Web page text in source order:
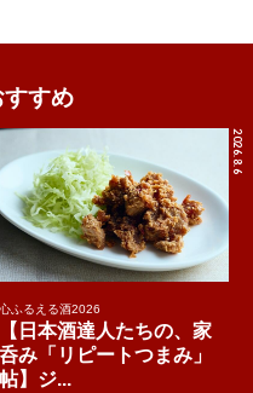
すめ
2026.8.6
心ふるえる酒2026
【日本酒達人たちの、家
呑み「リピートつまみ」
帖】ジ...